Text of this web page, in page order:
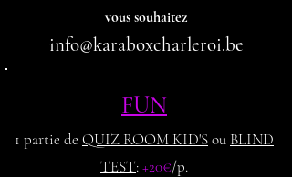
vous souhaitez
info@karaboxcharleroi.be
FUN
1 partie de QUIZ ROOM KID'Sou BLIND
TEST:+20€/p.